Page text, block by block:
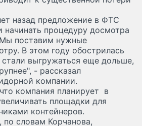
назад предложение в ФТС
начинать процедуру досмотра
поставим нужные
В этом году обострилась
выгружаться еще дольше,
- рассказал
компании.
компания планирует в
площадки для
контейнеров.
словам Корчанова,